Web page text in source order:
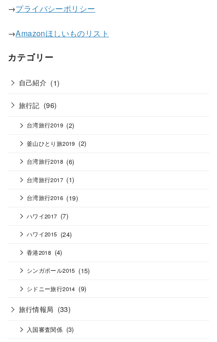
→プライバシーポリシー
→Amazonほしいものリスト
カテゴリー
自己紹介 (1)
旅行記 (96)
台湾旅行2019 (2)
釜山ひとり旅2019 (2)
台湾旅行2018 (6)
台湾旅行2017 (1)
台湾旅行2016 (19)
ハワイ2017 (7)
ハワイ2015 (24)
香港2018 (4)
シンガポール2015 (15)
シドニー旅行2014 (9)
旅行情報局 (33)
入国審査関係 (3)